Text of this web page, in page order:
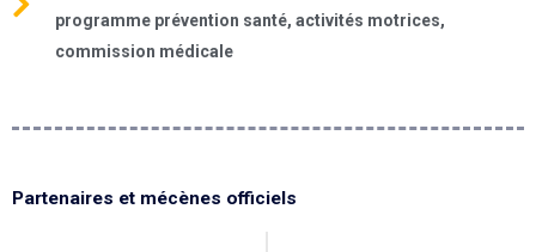
programme prévention santé, activités motrices,
commission médicale
Partenaires et mécènes officiels